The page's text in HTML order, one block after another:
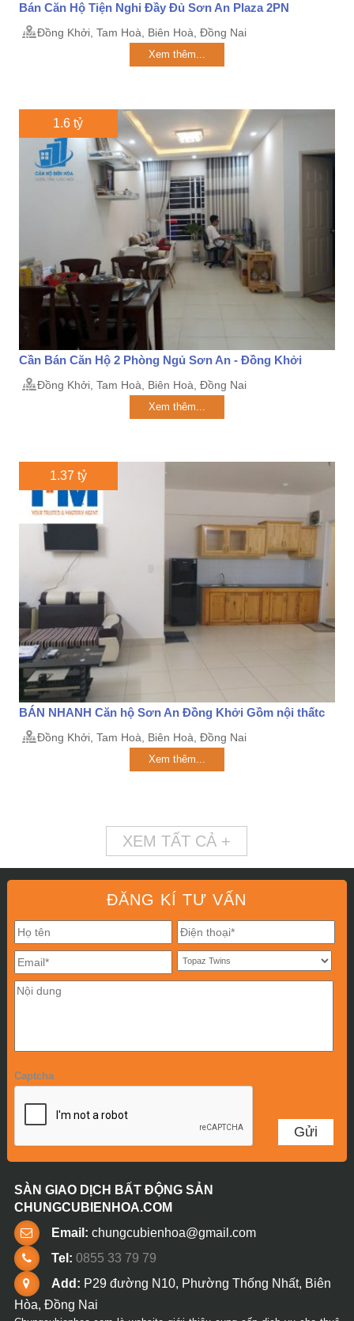
Bán Căn Hộ Tiện Nghi Đầy Đủ Sơn An Plaza 2PN
Đồng Khởi, Tam Hoà, Biên Hoà, Đồng Nai
Xem thêm...
1.6 tỷ
Cần Bán Căn Hộ 2 Phòng Ngủ Sơn An - Đồng Khởi
Đồng Khởi, Tam Hoà, Biên Hoà, Đồng Nai
Xem thêm...
1.37 tỷ
BÁN NHANH Căn hộ Sơn An Đồng Khởi Gồm nội thấtc
Đồng Khởi, Tam Hoà, Biên Hoà, Đồng Nai
Xem thêm...
XEM TẤT CẢ +
ĐĂNG KÍ TƯ VẤN
Captcha
SÀN GIAO DỊCH BẤT ĐỘNG SẢN
CHUNGCUBIENHOA.COM
Email: chungcubienhoa@gmail.com
Tel: 0855 33 79 79
Add: P29 đường N10, Phường Thống Nhất, Biên
Hòa, Đồng Nai